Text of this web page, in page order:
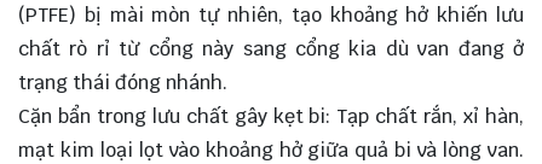
(PTFE) bị mài mòn tự nhiên, tạo khoảng hở khiến lưu
chất rò rỉ từ cổng này sang cổng kia dù van đang ở
trạng thái đóng nhánh.
Cặn bẩn trong lưu chất gây kẹt bi: Tạp chất rắn, xỉ hàn,
mạt kim loại lọt vào khoảng hở giữa quả bi và lòng van.